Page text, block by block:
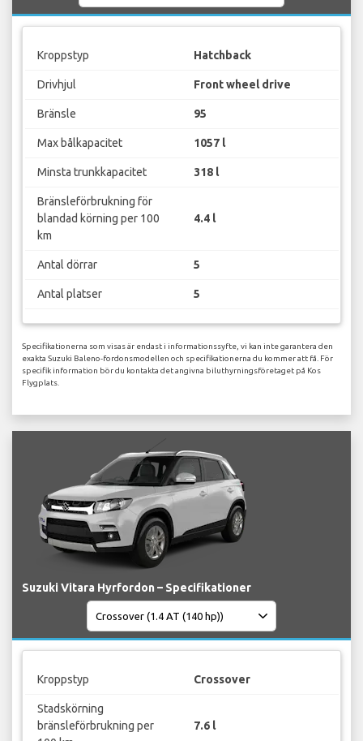
Kroppstyp Hatchback
Drivhjul Front wheel drive
Bränsle 95
Max bålkapacitet 1057 l
Minsta trunkkapacitet 318 l
Bränsleförbrukning för
blandad körning per 100
km
4.4 l
Antal dörrar 5
Antal platser 5
Specifikationerna som visas är endast i informationssyfte, vi kan inte garantera den
exakta Suzuki Baleno-fordonsmodellen och specifikationerna du kommer att få. För
specifik information bör du kontakta det angivna biluthyrningsföretaget på Kos
Flygplats.
Suzuki Vitara Hyrfordon – Specifikationer
Kroppstyp Crossover
Stadskörning
bränsleförbrukning per
7.6 l